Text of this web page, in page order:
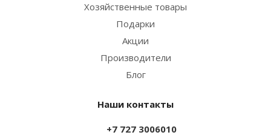
Хозяйственные товары
Подарки
Акции
Производители
Блог
Наши контакты
+7 727 3006010